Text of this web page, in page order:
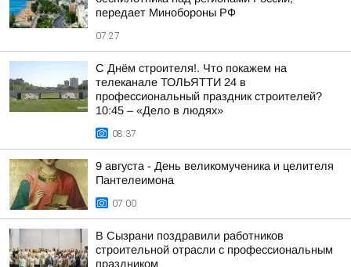
передает Минобороны РФ
07:27
С Днём строителя!. Что покажем на
телеканале ТОЛЬЯТТИ 24 в
профессиональный праздник строителей?
10:45 – «Дело в людях»
08:37
9 августа - День великомученика и целителя
Пантелеимона
07:00
В Сызрани поздравили работников
строительной отрасли с профессиональным
праздником